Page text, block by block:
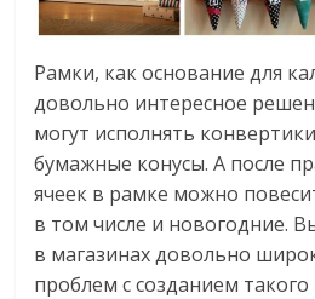
Рамки, как основание для
довольно интересное
могут исполнять
бумажные конусы. А после
ячеек в рамке можно
в том числе и новогодние.
в магазинах довольно
проблем с созданием такого